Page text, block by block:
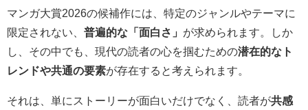
マンガ大賞2026の候補作には、特定のジャンルやテーマに
限定されない、 普遍的な「面白さ」 が求められます。しか
し、その中でも、現代の読者の心を掴むための潜在的なト
レンドや共通の要素が存在すると考えられます。
それは、単にストーリーが面白いだけでなく、読者が共感